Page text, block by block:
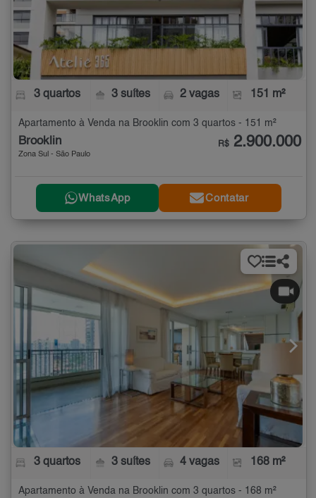
3 quartos 3 suítes 2 vagas 151 m²
Apartamento à Venda na Brooklin com 3 quartos - 151 m²
Brooklin
Zona Sul - São Paulo
R$ 2.900.000
WhatsApp Contatar
3 quartos 3 suítes 4 vagas 168 m²
Apartamento à Venda na Brooklin com 3 quartos - 168 m²